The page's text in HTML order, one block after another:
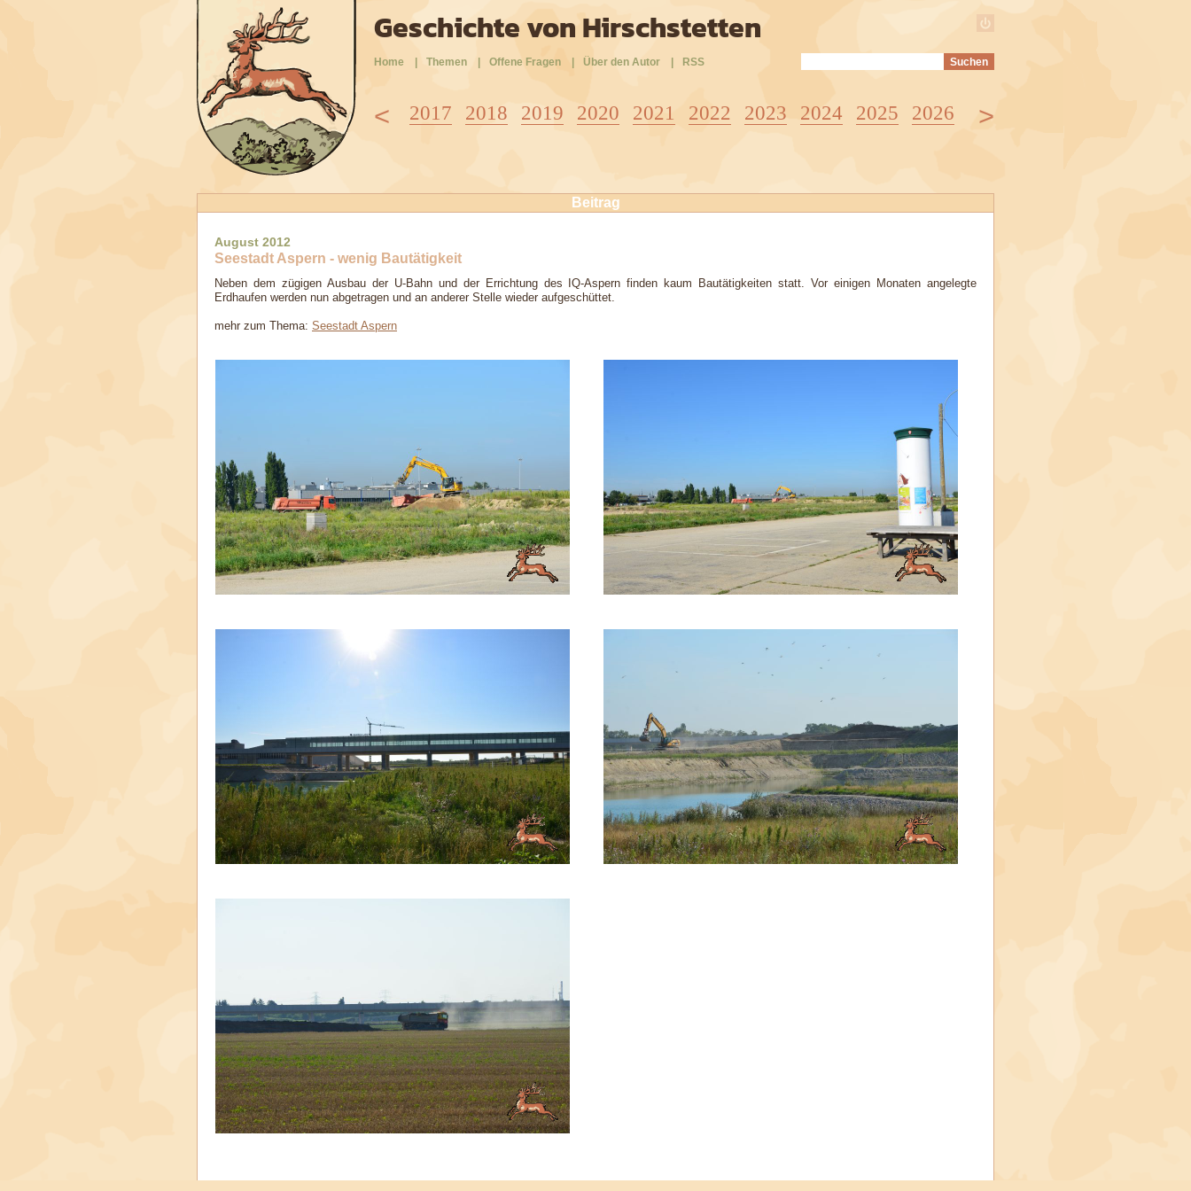
Geschichte von Hirschstetten
Home Themen Offene Fragen Über den Autor RSS
< >
2013 2014 2015 2016 2017 2018 2019 2020 2021 2022 2023 2024 2025 2026
Beitrag
August 2012
Seestadt Aspern - wenig Bautätigkeit
Neben dem zügigen Ausbau der U-Bahn und der Errichtung des IQ-Aspern finden kaum Bautätigkeiten statt. Vor einigen Monaten angelegte
Erdhaufen werden nun abgetragen und an anderer Stelle wieder aufgeschüttet.
mehr zum Thema: Seestadt Aspern